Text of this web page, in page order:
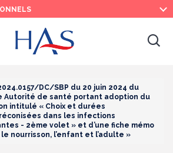
DC/SBP du 20 juin 2024 du
Autorité de santé portant adoption du
intitulé « Choix et durées
dans les infections
- 2ème volet » et d’une fiche mémo
nourrisson, l’enfant et l’adulte »